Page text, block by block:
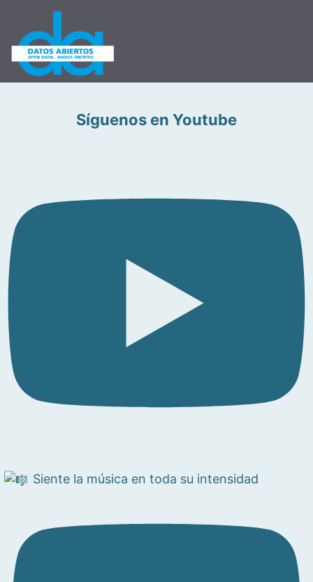
Síguenos en Youtube
Siente la música en toda su intensidad